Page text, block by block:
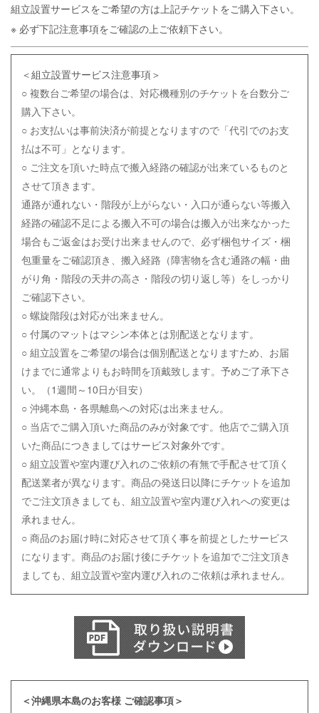
組立設置サービスをご希望の方は上記チケットをご購入下さい。
※ 必ず下記注意事項をご確認の上ご依頼下さい。
＜組立設置サービス注意事項＞
○ 複数台ご希望の場合は、対応機種別のチケットを台数分ご
購入下さい。
○ お支払いは事前決済が前提となりますので「代引でのお支
払は不可」となります。
○ ご注文を頂いた時点で搬入経路の確認が出来ているものと
させて頂きます。
通路が通れない・階段が上がらない・入口が通らない等搬入
経路の確認不足による搬入不可の場合は搬入が出来なかった
場合もご返金はお受け出来ませんので、必ず梱包サイズ・梱
包重量をご確認頂き、搬入経路（障害物を含む通路の幅・曲
がり角・階段の天井の高さ・階段の切り返し等）をしっかり
ご確認下さい。
○ 螺旋階段は対応が出来ません。
○ 付属のマットはマシン本体とは別配送となります。
○ 組立設置をご希望の場合は個別配送となりますため、お届
けまでに通常よりもお時間を頂戴致します。予めご了承下さ
い。（1週間～10日が目安）
○ 沖縄本島・各県離島への対応は出来ません。
○ 当店でご購入頂いた商品のみが対象です。他店でご購入頂
いた商品につきましてはサービス対象外です。
○ 組立設置や室内運び入れのご依頼の有無で手配させて頂く
配送業者が異なります。商品の発送日以降にチケットを追加
でご注文頂きましても、組立設置や室内運び入れへの変更は
承れません。
○ 商品のお届け時に対応させて頂く事を前提としたサービス
になります。商品のお届け後にチケットを追加でご注文頂き
ましても、組立設置や室内運び入れのご依頼は承れません。
＜沖縄県本島のお客様 ご確認事項＞